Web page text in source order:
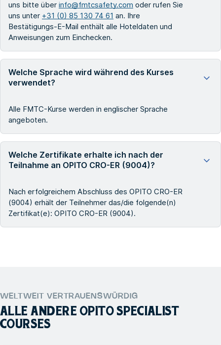
uns bitte über info@fmtcsafety.com oder rufen Sie
uns unter +31 (0) 85 130 74 61 an. Ihre
Bestätigungs-E-Mail enthält alle Hoteldaten und
Anweisungen zum Einchecken.
Welche Sprache wird während des Kurses
verwendet?
Alle FMTC-Kurse werden in englischer Sprache
angeboten.
Welche Zertifikate erhalte ich nach der
Teilnahme an OPITO CRO-ER (9004)?
Nach erfolgreichem Abschluss des OPITO CRO-ER
(9004) erhält der Teilnehmer das/die folgende(n)
Zertifikat(e): OPITO CRO-ER (9004).
WELTWEIT VERTRAUENSWÜRDIG
ALLE ANDERE OPITO SPECIALIST
COURSES